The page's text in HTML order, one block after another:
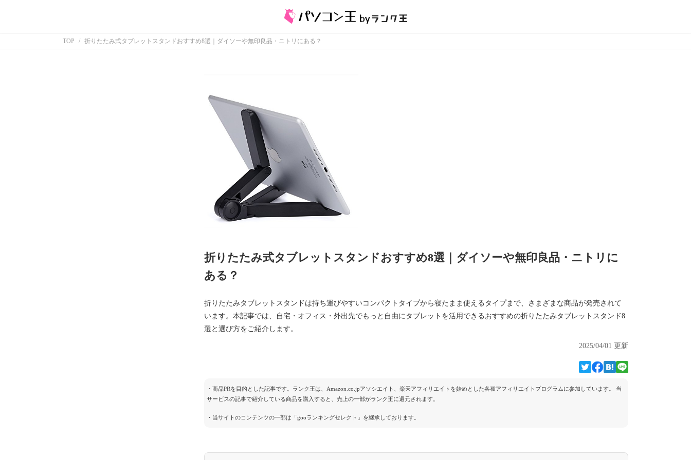
TOP 折りたたみ式タブレットスタンドおすすめ8選｜ダイソーや無印良品・ニトリにある？
折りたたみ式タブレットスタンドおすすめ8選｜ダイソーや無印良品・ニトリに
ある？
折りたたみタブレットスタンドは持ち運びやすいコンパクトタイプから寝たまま使えるタイプまで、さまざまな商品が発売されて
います。本記事では、自宅・オフィス・外出先でもっと自由にタブレットを活用できるおすすめの折りたたみタブレットスタンド8
選と選び方をご紹介します。
2025/04/01 更新
・商品PRを目的とした記事です。ランク王は、Amazon.co.jpアソシエイト、楽天アフィリエイトを始めとした各種アフィリエイトプログラムに参加しています。 当
サービスの記事で紹介している商品を購入すると、売上の一部がランク王に還元されます。
・当サイトのコンテンツの一部は「gooランキングセレクト」を継承しております。